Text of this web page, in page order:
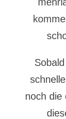
noch die